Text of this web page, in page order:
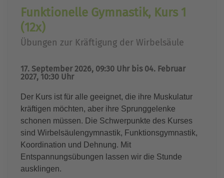
Funktionelle Gymnastik, Kurs 1
(12x)
Übungen zur Kräftigung der Wirbelsäule
17. September 2026, 09:30 Uhr bis 04. Februar
2027, 10:30 Uhr
Der Kurs ist für alle geeignet, die ihre Muskulatur
kräftigen möchten, aber ihre Sprunggelenke
schonen müssen. Die Schwerpunkte des Kurses
sind Wirbelsäulengymnastik, Funktionsgymnastik,
Koordination und Dehnung. Mit
Entspannungsübungen lassen wir die Stunde
ausklingen.